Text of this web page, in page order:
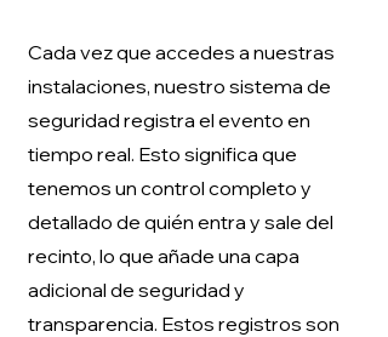
Cada vez que accedes a nuestras
instalaciones, nuestro sistema de
seguridad registra el evento en
tiempo real. Esto significa que
tenemos un control completo y
detallado de quién entra y sale del
recinto, lo que añade una capa
adicional de seguridad y
transparencia. Estos registros son